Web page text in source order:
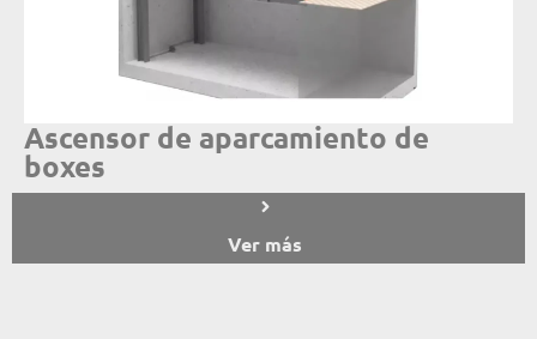
Ascensor de aparcamiento de
boxes
Ver más